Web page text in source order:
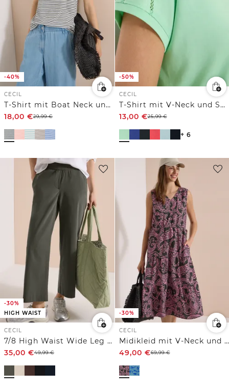
-40%
CECIL
T-Shirt mit Boat Neck und Streifen
18,00 €29,99€
-50%
CECIL
T-Shirt mit V-Neck und Spitzendetail
13,00 €25,99€
+ 6
-30%
HIGH WAIST
CECIL
7/8 High Waist Wide Leg Hose im Loose Fit
35,00 €49,99€
-30%
CECIL
Midikleid mit V-Neck und Print
49,00 €69,99€